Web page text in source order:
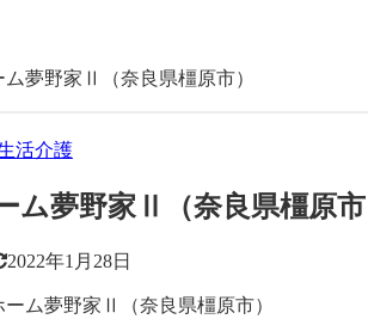
ム夢野家Ⅱ（奈良県橿原市）
活介護
ム夢野家Ⅱ（奈良県橿原
2022年1月28日